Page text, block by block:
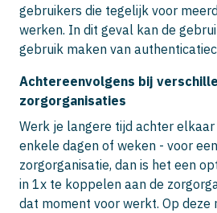
gebruikers die tegelijk voor
werken. In dit geval kan de
gebruik maken van
Achtereenvolgens bij
zorgorganisaties
Werk je langere tijd achter
enkele dagen of weken - voor
zorgorganisatie, dan is het een
in 1x te koppelen aan de
dat moment voor werkt. Op deze